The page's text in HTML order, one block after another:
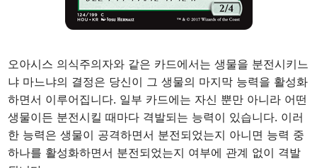
오아시스 의식주의자와 같은 카드에서는 생물을 분전시키느
냐 마느냐의 결정은 당신이 그 생물의 마지막 능력을 활성화
하면서 이루어집니다. 일부 카드에는 자신 뿐만 아니라 어떤
생물이든 분전시킬 때마다 격발되는 능력이 있습니다. 이러
한 능력은 생물이 공격하면서 분전되었는지 아니면 능력 중
하나를 활성화하면서 분전되었는지 여부에 관계 없이 격발